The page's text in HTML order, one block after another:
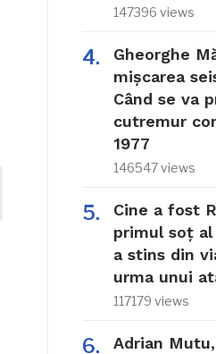
147396 views
Gheorghe
mișcarea
Când se va
cutremur
1977
146547 views
Cine a fost
primul soț al
a stins din
urma unui
117179 views
Adrian